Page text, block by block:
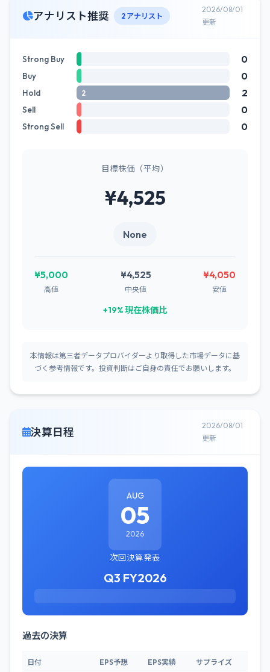
アナリスト推奨 2 アナリスト
2026/08/01
更新
Strong Buy 0
Buy 0
Hold 2 2
Sell 0
Strong Sell 0
目標株価（平均）
¥4,525
None
¥5,000
高値
¥4,525
中央値
¥4,050
安値
+19% 現在株価比
本情報は第三者データプロバイダーより取得した市場データに基
づく参考情報です。投資判断はご自身の責任でお願いします。
決算日程
2026/08/01
更新
AUG
05
2026
次回決算発表
Q3 FY2026
過去の決算
日付 EPS予想 EPS実績 サプライズ